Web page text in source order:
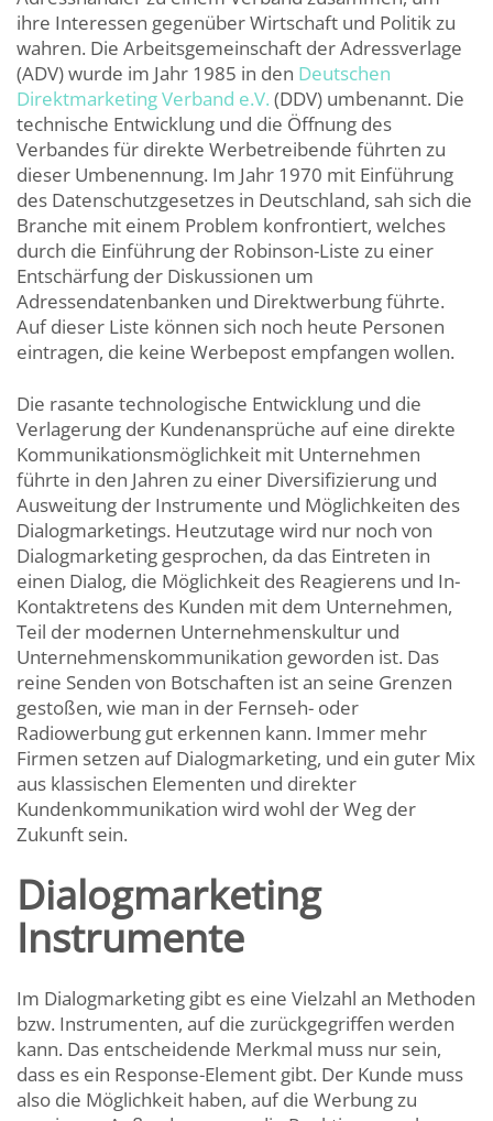
ihre Interessen gegenüber Wirtschaft und Politik zu
wahren. Die Arbeitsgemeinschaft der Adressverlage
(ADV) wurde im Jahr 1985 in den Deutschen
Direktmarketing Verband e.V. (DDV) umbenannt. Die
technische Entwicklung und die Öffnung des
Verbandes für direkte Werbetreibende führten zu
dieser Umbenennung. Im Jahr 1970 mit Einführung
des Datenschutzgesetzes in Deutschland, sah sich die
Branche mit einem Problem konfrontiert, welches
durch die Einführung der Robinson-Liste zu einer
Entschärfung der Diskussionen um
Adressendatenbanken und Direktwerbung führte.
Auf dieser Liste können sich noch heute Personen
eintragen, die keine Werbepost empfangen wollen.
Die rasante technologische Entwicklung und die
Verlagerung der Kundenansprüche auf eine direkte
Kommunikationsmöglichkeit mit Unternehmen
führte in den Jahren zu einer Diversifizierung und
Ausweitung der Instrumente und Möglichkeiten des
Dialogmarketings. Heutzutage wird nur noch von
Dialogmarketing gesprochen, da das Eintreten in
einen Dialog, die Möglichkeit des Reagierens und In-
Kontaktretens des Kunden mit dem Unternehmen,
Teil der modernen Unternehmenskultur und
Unternehmenskommunikation geworden ist. Das
reine Senden von Botschaften ist an seine Grenzen
gestoßen, wie man in der Fernseh- oder
Radiowerbung gut erkennen kann. Immer mehr
Firmen setzen auf Dialogmarketing, und ein guter Mix
aus klassischen Elementen und direkter
Kundenkommunikation wird wohl der Weg der
Zukunft sein.
Dialogmarketing
Instrumente
Im Dialogmarketing gibt es eine Vielzahl an Methoden
bzw. Instrumenten, auf die zurückgegriffen werden
kann. Das entscheidende Merkmal muss nur sein,
dass es ein Response-Element gibt. Der Kunde muss
also die Möglichkeit haben, auf die Werbung zu